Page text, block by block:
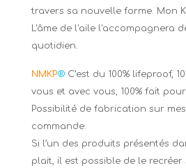
travers sa nouvelle forme. Mon
L'âme de l'aile l'accompagnera
quotidien.
NMKP®C’est du 100% lifeproof,
vous et avec vous, 100% fait
Possibilité de fabrication sur
commande.
Si l’un des produits présentés
plait, il est possible de le